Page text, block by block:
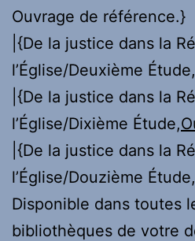
Ouvrage de référence.}
|{De la justice dans la
l’Église/Deuxième Étude,
|{De la justice dans la
l’Église/Dixième Étude,
|{De la justice dans la
l’Église/Douzième Étude,
Disponible dans toutes
bibliothèques de votre